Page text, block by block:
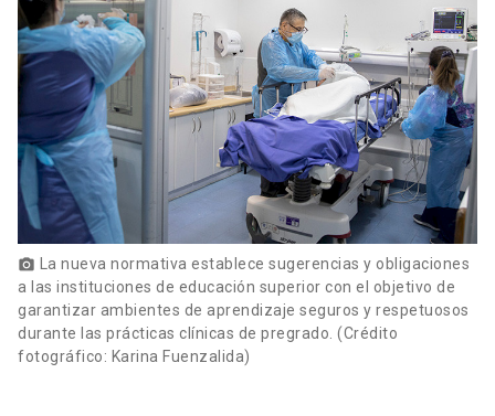
photo_camera La nueva normativa establece sugerencias y obligaciones
a las instituciones de educación superior con el objetivo de
garantizar ambientes de aprendizaje seguros y respetuosos
durante las prácticas clínicas de pregrado. (Crédito
fotográfico: Karina Fuenzalida)